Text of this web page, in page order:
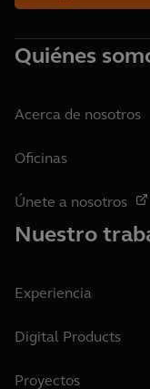
Quiénes
Acerca de nosotros
Oficinas
Únete a nosotros
Nuestro
Experiencia
Digital Products
Proyectos